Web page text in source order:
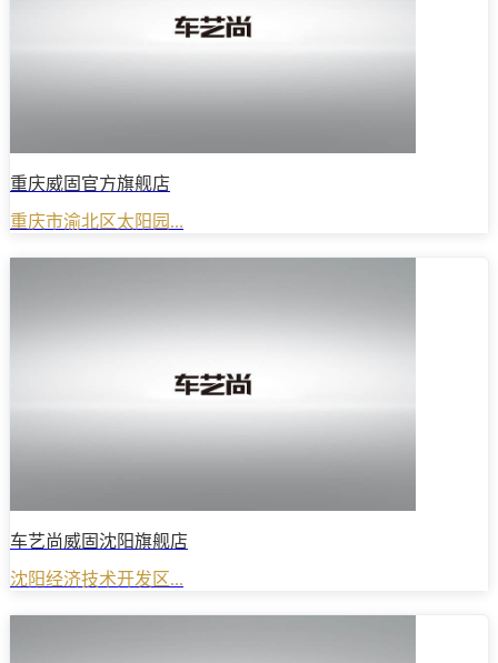
重庆威固官方旗舰店
重庆市渝北区太阳园...
车艺尚威固沈阳旗舰店
沈阳经济技术开发区...